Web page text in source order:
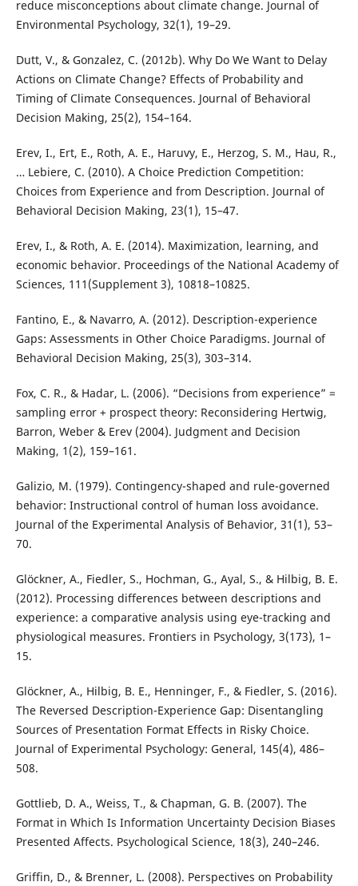
reduce misconceptions about climate change. Journal of
Environmental Psychology, 32(1), 19–29.
Dutt, V., & Gonzalez, C. (2012b). Why Do We Want to Delay
Actions on Climate Change? Effects of Probability and
Timing of Climate Consequences. Journal of Behavioral
Decision Making, 25(2), 154–164.
Erev, I., Ert, E., Roth, A. E., Haruvy, E., Herzog, S. M., Hau, R.,
… Lebiere, C. (2010). A Choice Prediction Competition:
Choices from Experience and from Description. Journal of
Behavioral Decision Making, 23(1), 15–47.
Erev, I., & Roth, A. E. (2014). Maximization, learning, and
economic behavior. Proceedings of the National Academy of
Sciences, 111(Supplement 3), 10818–10825.
Fantino, E., & Navarro, A. (2012). Description-experience
Gaps: Assessments in Other Choice Paradigms. Journal of
Behavioral Decision Making, 25(3), 303–314.
Fox, C. R., & Hadar, L. (2006). “Decisions from experience” =
sampling error + prospect theory: Reconsidering Hertwig,
Barron, Weber & Erev (2004). Judgment and Decision
Making, 1(2), 159–161.
Galizio, M. (1979). Contingency-shaped and rule-governed
behavior: Instructional control of human loss avoidance.
Journal of the Experimental Analysis of Behavior, 31(1), 53–
70.
Glöckner, A., Fiedler, S., Hochman, G., Ayal, S., & Hilbig, B. E.
(2012). Processing differences between descriptions and
experience: a comparative analysis using eye-tracking and
physiological measures. Frontiers in Psychology, 3(173), 1–
15.
Glöckner, A., Hilbig, B. E., Henninger, F., & Fiedler, S. (2016).
The Reversed Description-Experience Gap: Disentangling
Sources of Presentation Format Effects in Risky Choice.
Journal of Experimental Psychology: General, 145(4), 486–
508.
Gottlieb, D. A., Weiss, T., & Chapman, G. B. (2007). The
Format in Which Is Information Uncertainty Decision Biases
Presented Affects. Psychological Science, 18(3), 240–246.
Griffin, D., & Brenner, L. (2008). Perspectives on Probability